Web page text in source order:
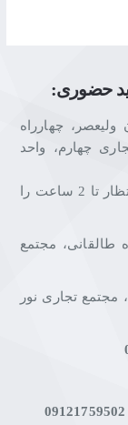
حضوری:
ولیعصر، چهارراه
چهارم، واحد
(به علت حجم بالای سفارشات، حتما زمان انتظار تا 2 ساعت را
طالقانی، مجتمع
مجتمع تجاری نور